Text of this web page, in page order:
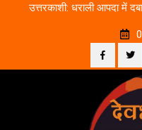
उत्तरकाशी: धराली आपदा में